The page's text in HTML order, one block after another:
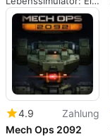
kurzer, satirischer
inkrementeller
Lebenssimulator
4.9
Zahlung
Mech Ops 2092